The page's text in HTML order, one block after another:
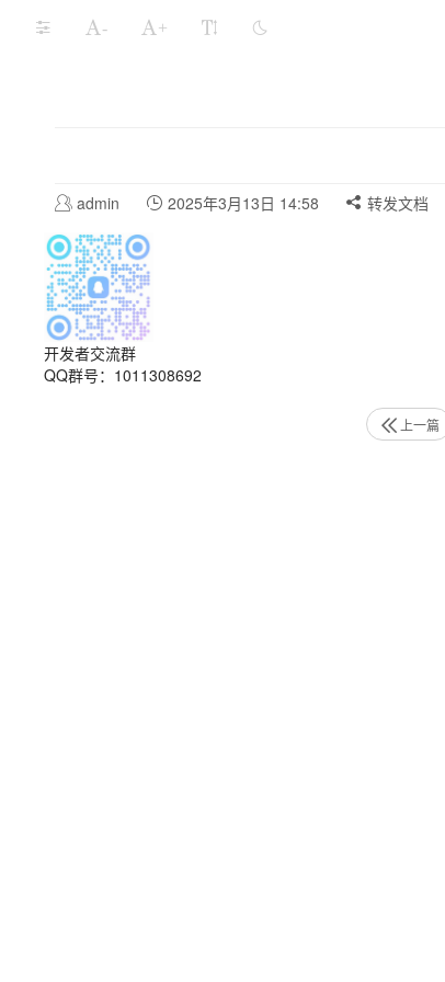
- +
admin 2025年3月13日 14:58 转发文档
开发者交流群
QQ群号：1011308692
上一篇